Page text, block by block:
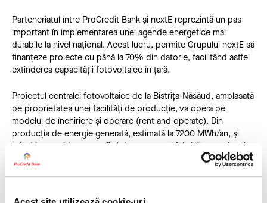
Parteneriatul între ProCredit Bank și nextE reprezintă un pas
important în implementarea unei agende energetice mai
durabile la nivel național. Acest lucru, permite Grupului nextE să
finanțeze proiecte cu până la 70% din datorie, facilitând astfel
extinderea capacității fotovoltaice în țară.
Proiectul centralei fotovoltaice de la Bistrița-Năsăud, amplasată
pe proprietatea unei facilități de producție, va opera pe
modelul de închiriere și operare (rent and operate). Din
producția de energie generată, estimată la 7200 MWh/an, și
luând în considerare profilul ­­de consum al fabricii, aproximativ
80% din energia produsă va fi furnizată pentru consumul
intern, în timp ce surplusul de energie va fi injectat în rețeaua
amplasarea panourilor fotovoltaice, astfel că, o parte au fost